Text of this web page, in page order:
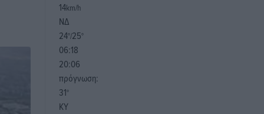
14km/h
ΝΔ
24°/25°
06:18
20:06
πρόγνωση:
31°
ΚΥ